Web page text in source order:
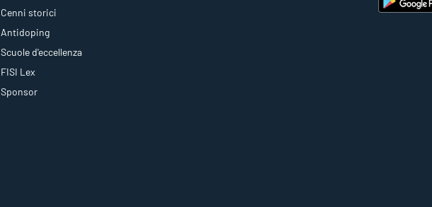
Cenni storici
Antidoping
Scuole d'eccellenza
FISI Lex
Sponsor